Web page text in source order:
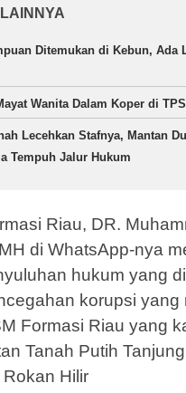
Ditemukan di Kebun, Ada
Wanita Dalam Koper di TPS
Lecehkan Stafnya, Mantan
Tempuh Jalur Hukum
Riau, DR.
di WhatsApp-nya
hukum yang
korupsi yang
Formasi Riau yang
Tanah Putih
Hilir